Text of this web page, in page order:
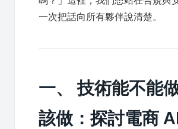
一次把話向所有夥伴說清楚。
一、 技術能不能
該做：探討電商